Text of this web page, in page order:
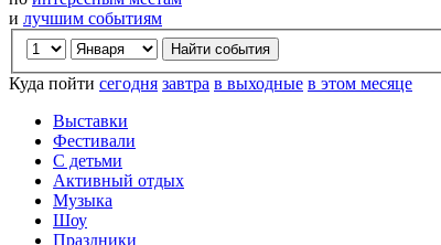
и лучшим событиям
Куда пойти сегодня завтра в выходные в этом месяце
Выставки
Фестивали
С детьми
Активный отдых
Музыка
Шоу
Праздники